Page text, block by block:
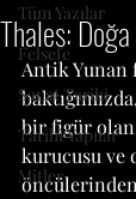
Tüm Yazılar
Felsefe
Sanat Tarihi
Tarihi Yapılar
Mitler
Thales:
Antik
bir figür
kurucusu ve